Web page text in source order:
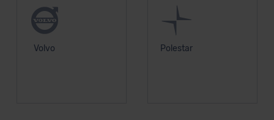
lassen. Soweit eine Übermittlung in ein Land außerhalb
der EU erfolgt, erfolgt dies ausschließlich auf der
Grundlage eines Angemessenheitsbeschlusses der EU-
Volvo Polestar